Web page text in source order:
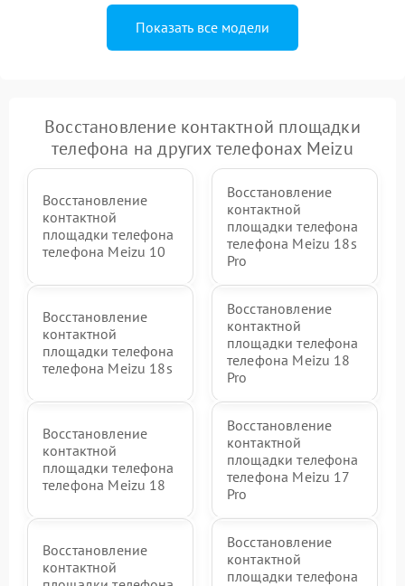
Показать все модели
Восстановление контактной площадки
телефона на других телефонах Meizu
Восстановление
контактной
площадки телефона
телефона Meizu 10
Восстановление
контактной
площадки телефона
телефона Meizu 18s
Pro
Восстановление
контактной
площадки телефона
телефона Meizu 18s
Восстановление
контактной
площадки телефона
телефона Meizu 18
Pro
Восстановление
контактной
площадки телефона
телефона Meizu 18
Восстановление
контактной
площадки телефона
телефона Meizu 17
Pro
Восстановление
контактной
Восстановление
контактной
площадки телефона